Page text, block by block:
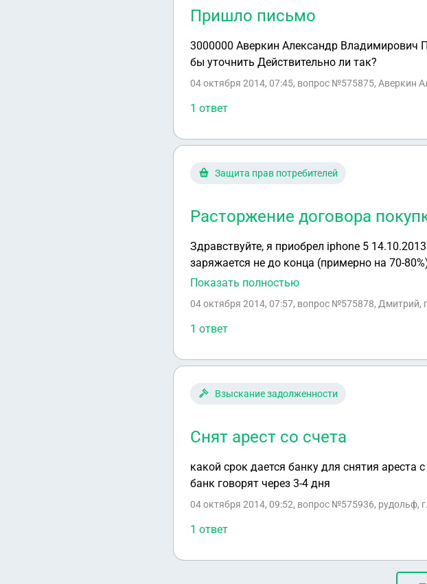
Пришло письмо
3000000 Аверкин Александр Владимирович
бы уточнить Действительно ли так?
04 октября 2014, 07:45, вопрос №575875, Аверкин
1 ответ
Защита прав потребителей
Расторжение договора
Здравствуйте, я приобрел iphone 5
заряжается не до конца (примерно на 70-
сложным дефектом и могу ли я расторгнуть
Показать полностью
04 октября 2014, 07:57, вопрос №575878, Дмитрий,
1 ответ
Взыскание задолженности
Снят арест со счета
какой срок дается банку для снятия ареста
банк говорят через 3-4 дня
04 октября 2014, 09:52, вопрос №575936, рудольф,
1 ответ